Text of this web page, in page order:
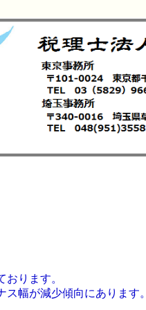
ります。
幅が減少傾向にあります。